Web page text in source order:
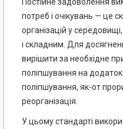
Постійне задоволення
потреб і очікувань — це
організацій у
і складним. Для
вирішити за необхідне
поліпшування на
поліпшування, як-от
реорганізація.
У цьому стандарті